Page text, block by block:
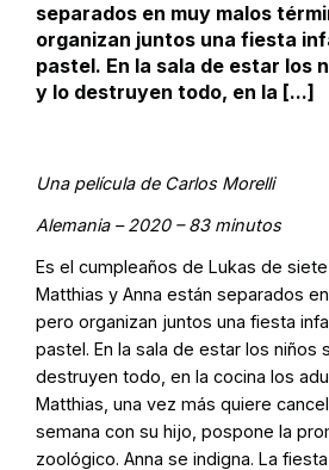
separados en muy malos
organizan juntos una fiesta
pastel. En la sala de estar los
y lo destruyen todo, en la [...]
Una película de Carlos Morelli
Alemania – 2020 – 83 minutos
Es el cumpleaños de Lukas de siete
Matthias y Anna están separados
pero organizan juntos una fiesta
pastel. En la sala de estar los niños
destruyen todo, en la cocina los
Matthias, una vez más quiere
semana con su hijo, pospone la
zoológico. Anna se indigna. La